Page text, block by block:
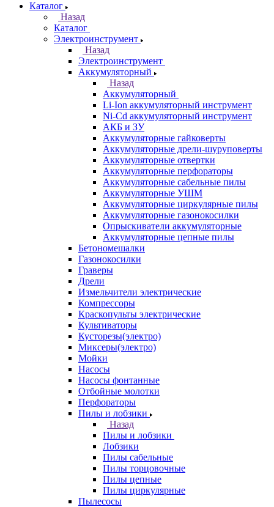
Каталог
Назад
Каталог
Электроинструмент
Назад
Электроинструмент
Аккумуляторный
Назад
Аккумуляторный
Li-Ion аккумуляторный инструмент
Ni-Cd аккумуляторный инструмент
АКБ и ЗУ
Аккумуляторные гайковерты
Аккумуляторные дрели-шуруповерты
Аккумуляторные отвертки
Аккумуляторные перфораторы
Аккумуляторные сабельные пилы
Аккумуляторные УШМ
Аккумуляторные циркулярные пилы
Аккумуляторные газонокосилки
Опрыскиватели аккумуляторные
Аккумуляторные цепные пилы
Бетономешалки
Газонокосилки
Граверы
Дрели
Измельчители электрические
Компрессоры
Краскопульты электрические
Культиваторы
Кусторезы(электро)
Миксеры(электро)
Мойки
Насосы
Насосы фонтанные
Отбойные молотки
Перфораторы
Пилы и лобзики
Назад
Пилы и лобзики
Лобзики
Пилы сабельные
Пилы торцовочные
Пилы цепные
Пилы циркулярные
Пылесосы